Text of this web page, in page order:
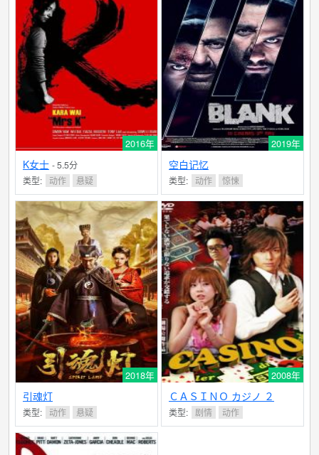
2016年
K女士 - 5.5分
类型:
动作 悬疑
2019年
空白记忆
类型: 动作 惊悚
2018年
引魂灯
类型: 动作 悬疑
2008年
ＣＡＳＩＮＯ カジノ ２
类型: 剧情 动作